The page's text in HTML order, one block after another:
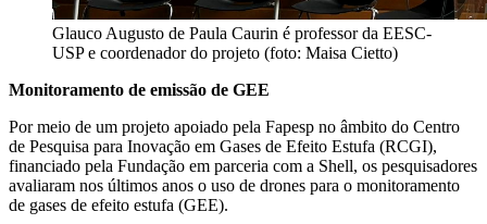
Glauco Augusto de Paula Caurin é professor da EESC-
USP e coordenador do projeto (foto: Maisa Cietto)
Monitoramento de emissão de GEE
Por meio de um projeto apoiado pela Fapesp no âmbito do Centro
de Pesquisa para Inovação em Gases de Efeito Estufa (RCGI),
financiado pela Fundação em parceria com a Shell, os pesquisadores
avaliaram nos últimos anos o uso de drones para o monitoramento
de gases de efeito estufa (GEE).